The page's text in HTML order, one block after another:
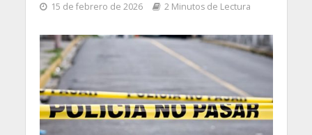
15 de febrero de 2026 2 Minutos de Lectura